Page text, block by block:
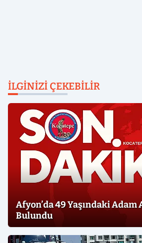
İLGINIZI ÇEKEBILIR
Afyon’da 49 Yaşındaki Adam
Bulundu